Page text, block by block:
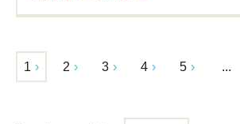
1 2 3 4 5 ...